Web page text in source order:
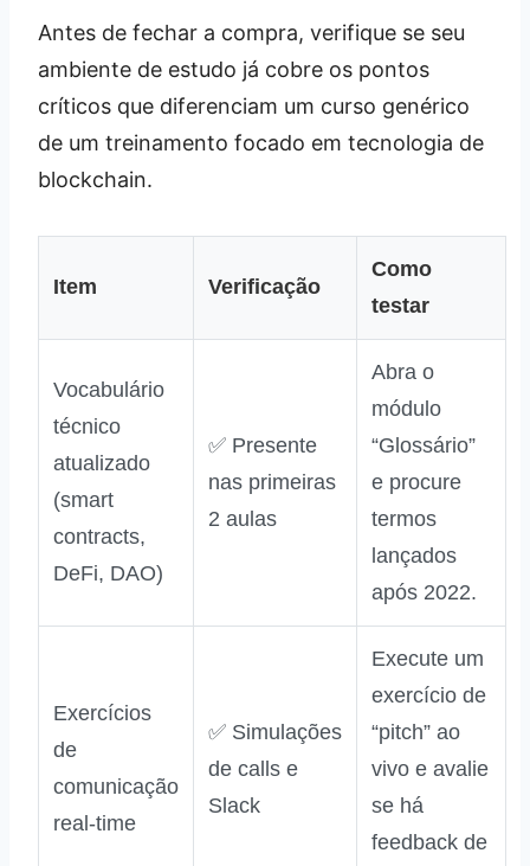
Antes de fechar a compra, verifique se seu
ambiente de estudo já cobre os pontos
críticos que diferenciam um curso genérico
de um treinamento focado em tecnologia de
blockchain.
Item Verificação
Como
testar
Vocabulário
técnico
atualizado
(smart
contracts,
DeFi, DAO)
✅ Presente
nas primeiras
2 aulas
Abra o
módulo
“Glossário”
e procure
termos
lançados
após 2022.
Exercícios
de
comunicação
real‑time
✅ Simulações
de calls e
Slack
Execute um
exercício de
“pitch” ao
vivo e avalie
se há
feedback de